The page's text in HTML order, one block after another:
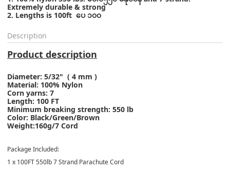
Extremely durable & strong
2. Lengths is 100ft ပေ ၁၀၀
Description
Product description
Diameter: 5/32" ( 4 mm )
Material: 100% Nylon
Corn yarns: 7
Length: 100 FT
Minimum breaking strength: 550 lb
Color: Black/Green/Brown
Weight:160g/7 Cord
Package Included:
1 x 100FT 550lb 7 Strand Parachute Cord